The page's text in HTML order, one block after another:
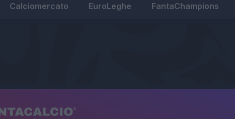
Calciomercato EuroLeghe FantaChampions